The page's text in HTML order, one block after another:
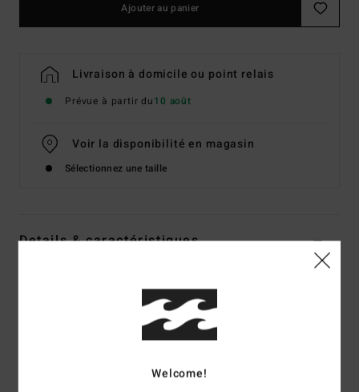
Ajouter au panier
Livraison à domicile ou point relais
Prévue à partir du10 août
Voir la disponibilité en magasin
Sélectionnez une taille
Details & caractéristiques
Code couleur
Nylon recyclé doux et stretch
Welcome!